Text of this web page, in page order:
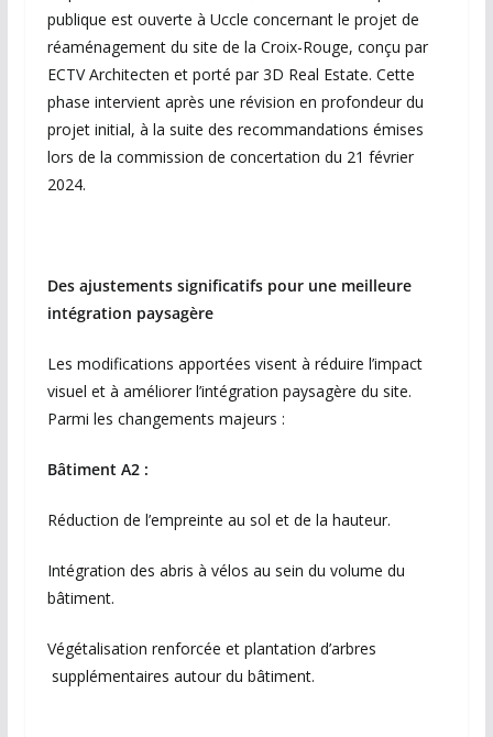
publique est ouverte à Uccle concernant le projet de
réaménagement du site de la Croix-Rouge, conçu par
ECTV Architecten et porté par 3D Real Estate. Cette
phase intervient après une révision en profondeur du
projet initial, à la suite des recommandations émises
lors de la commission de concertation du 21 février
2024.
Des ajustements significatifs pour une meilleure
intégration paysagère
Les modifications apportées visent à réduire l’impact
visuel et à améliorer l’intégration paysagère du site.
Parmi les changements majeurs :
Bâtiment A2 :
Réduction de l’empreinte au sol et de la hauteur.
Intégration des abris à vélos au sein du volume du
bâtiment.
Végétalisation renforcée et plantation d’arbres
supplémentaires autour du bâtiment.